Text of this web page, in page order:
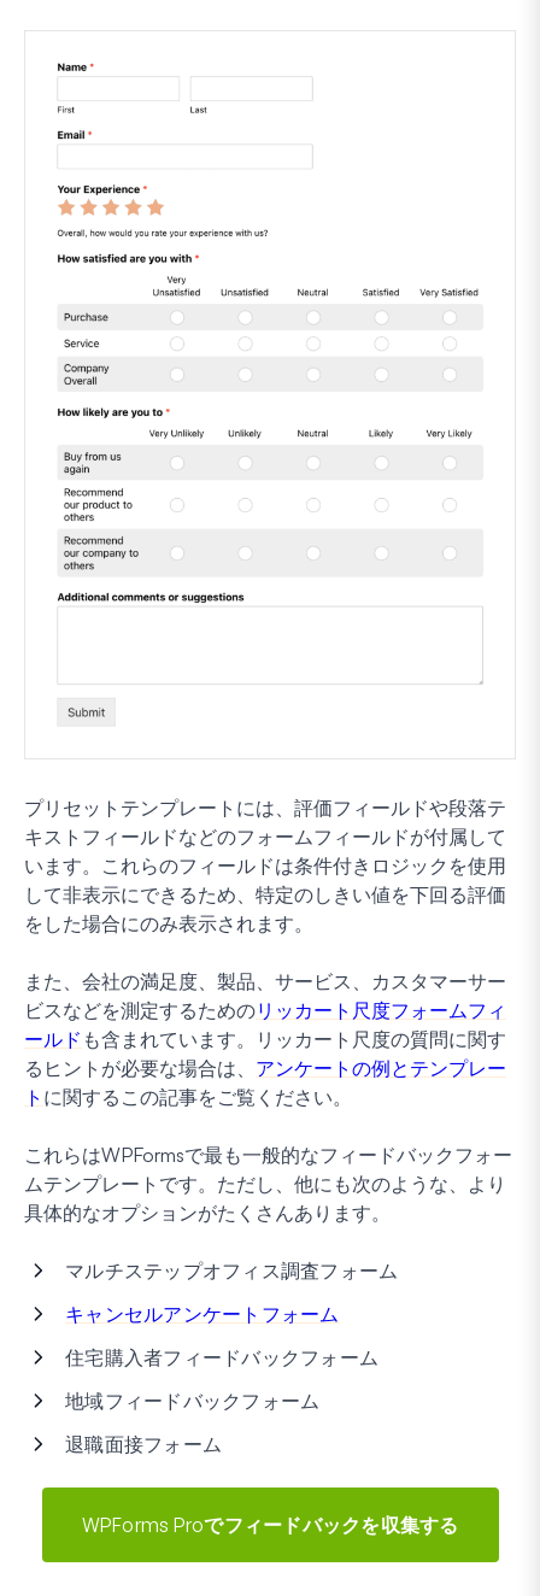
プリセットテンプレートには、評価フィールドや段落テ
キストフィールドなどのフォームフィールドが付属して
います。これらのフィールドは条件付きロジックを使用
して非表示にできるため、特定のしきい値を下回る評価
をした場合にのみ表示されます。
また、会社の満足度、製品、サービス、カスタマーサー
ビスなどを測定するためのリッカート尺度フォームフィ
ールド も含まれています。リッカート尺度の質問に関す
るヒントが必要な場合は、 アンケートの例とテンプレー
ト に関するこの記事をご覧ください。
これらはWPFormsで最も一般的なフィードバックフォー
ムテンプレートです。ただし、他にも次のような、より
具体的なオプションがたくさんあります。
マルチステップオフィス調査フォーム
キャンセルアンケートフォーム
住宅購入者フィードバックフォーム
地域フィードバックフォーム
退職面接フォーム
WPForms Proでフィードバックを収集する